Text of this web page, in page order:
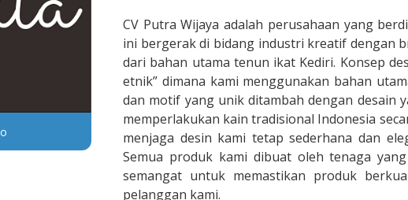
CV Putra Wijaya adalah perusahaan yang
ini bergerak di bidang industri kreatif dengan
dari bahan utama tenun ikat Kediri. Konsep
etnik” dimana kami menggunakan bahan
dan motif yang unik ditambah dengan desain
memperlakukan kain tradisional Indonesia
menjaga desin kami tetap sederhana dan
Semua produk kami dibuat oleh tenaga
semangat untuk memastikan produk
pelanggan kami.